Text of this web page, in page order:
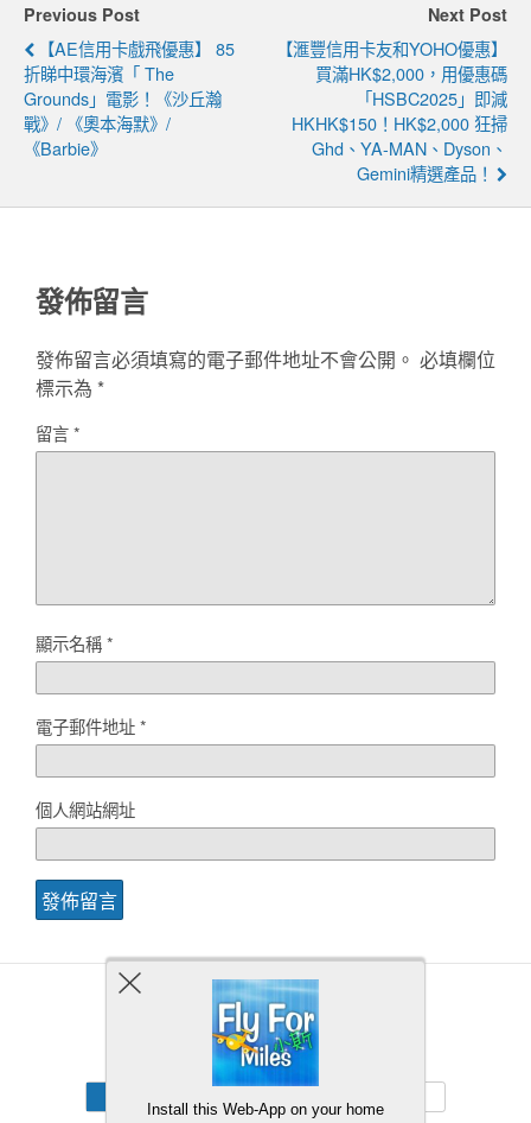
Previous Post
【AE信用卡戲飛優惠】 85
折睇中環海濱「 The
Grounds」電影！《沙丘瀚
戰》/ 《奧本海默》/
《Barbie》
Next Post
【滙豐信用卡友和YOHO優惠】
買滿HK$2,000，用優惠碼
「HSBC2025」即減
HKHK$150！HK$2,000 狂掃
Ghd、YA-MAN、Dyson、
Gemini精選產品！
發佈留言
發佈留言必須填寫的電子郵件地址不會公開。 必填欄位
標示為 *
留言*
顯示名稱*
電子郵件地址*
個人網站網址
Back to top
Install this Web-App on your home